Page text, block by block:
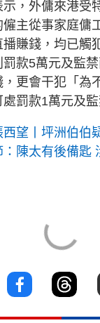
，外傭來港受
主從事家庭傭
賺錢，均已觸
款5萬元及監
更會干犯「為
罰款1萬元及監
西望丨坪洲伯伯
陳太有後備匙